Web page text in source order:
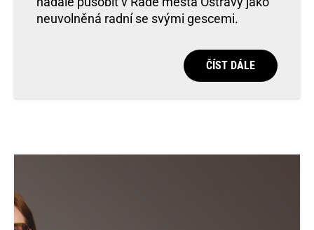
neuvolněná radní se svými gescemi.
ČÍST DÁLE